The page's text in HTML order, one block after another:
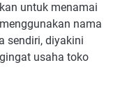
Nama Sendiri
Familiar
Unik dan Bagus
untuk menamai
nama
sendiri, diyakini
usaha toko